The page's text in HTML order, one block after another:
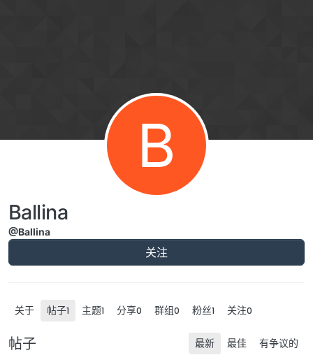
B
Ballina
@Ballina
关注
关于 帖子1 主题1 分享0 群组0 粉丝1 关注0
帖子 最新 最佳 有争议的